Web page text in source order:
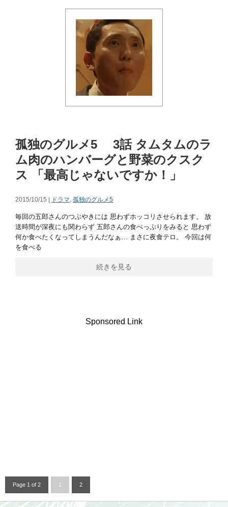
孤独のグルメ5 3話 タムタムのラ
ム肉のハンバーグと野菜のクスク
ス 「最高じゃないですか！」
2015/10/15 | ドラマ, 孤独のグルメ5
毎回の五郎さんのつぶやきには 思わずホッコリさせられます。 放
送時間が深夜にも関わらず 五郎さんの食べっぷりをみると 思わず
何か食べたくなってしまうんだなぁ… まさに夜食テロ。 今回は何
を食べる
続きを見る
Sponsored Link
Page 1 of 2 1 2